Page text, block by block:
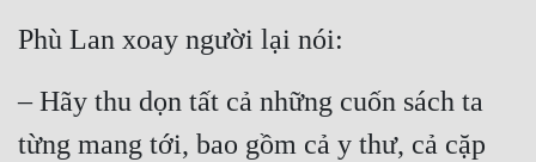
Phù Lan xoay người lại nói:
– Hãy thu dọn tất cả những cuốn sách ta
từng mang tới, bao gồm cả y thư, cả cặp